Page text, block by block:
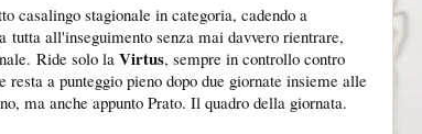
casalingo stagionale in categoria, cadendo a
tutta all'inseguimento senza mai davvero rientrare,
Ride solo la Virtus, sempre in controllo contro
a punteggio pieno dopo due giornate insieme alle
ma anche appunto Prato. Il quadro della giornata.